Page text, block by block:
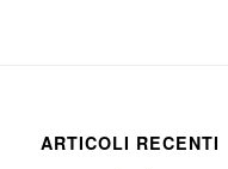
ARTICOLI RECENTI